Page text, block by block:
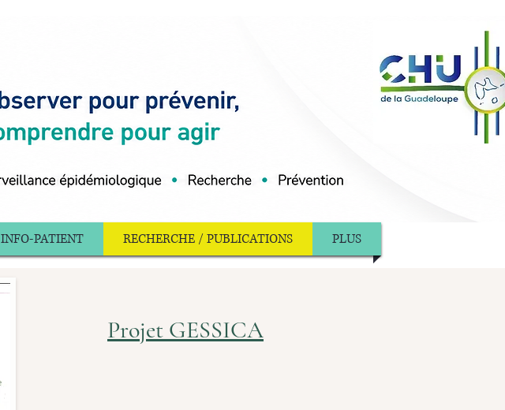
INFO-PATIENT RECHERCHE / PUBLICATIONS PLUS
Projet GESSICA